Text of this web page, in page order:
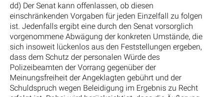
dd) Der Senat kann offenlassen, ob diesen
einschränkenden Vorgaben für jeden Einzelfall zu folgen
ist. Jedenfalls ergibt eine durch den Senat vorsorglich
vorgenommene Abwägung der konkreten Umstände, die
sich insoweit lückenlos aus den Feststellungen ergeben,
dass dem Schutz der personalen Würde des
Polizeibeamten der Vorrang gegenüber der
Meinungsfreiheit der Angeklagten gebührt und der
Schuldspruch wegen Beleidigung im Ergebnis zu Recht